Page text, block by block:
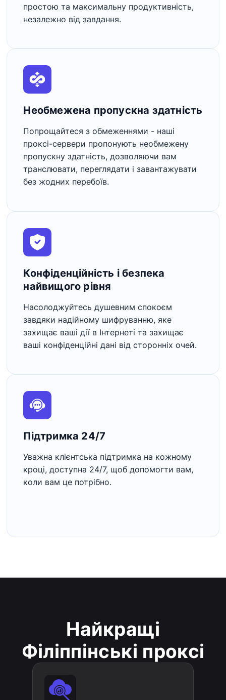
простою та максимальну продуктивність,
незалежно від завдання.
Необмежена пропускна здатність
Попрощайтеся з обмеженнями - наші
проксі-сервери пропонують необмежену
пропускну здатність, дозволяючи вам
транслювати, переглядати і завантажувати
без жодних перебоїв.
Конфіденційність і безпека
найвищого рівня
Насолоджуйтесь душевним спокоєм
завдяки надійному шифруванню, яке
захищає ваші дії в Інтернеті та захищає
ваші конфіденційні дані від сторонніх очей.
Підтримка 24/7
Уважна клієнтська підтримка на кожному
кроці, доступна 24/7, щоб допомогти вам,
коли вам це потрібно.
Найкращі
Філіппінські проксі